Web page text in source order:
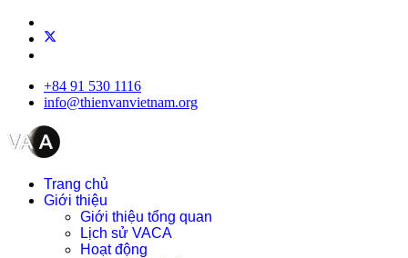
+84 91 530 1116
info@thienvanvietnam.org
Trang chủ
Giới thiệu
Giới thiệu tổng quan
Lịch sử VACA
Hoạt động